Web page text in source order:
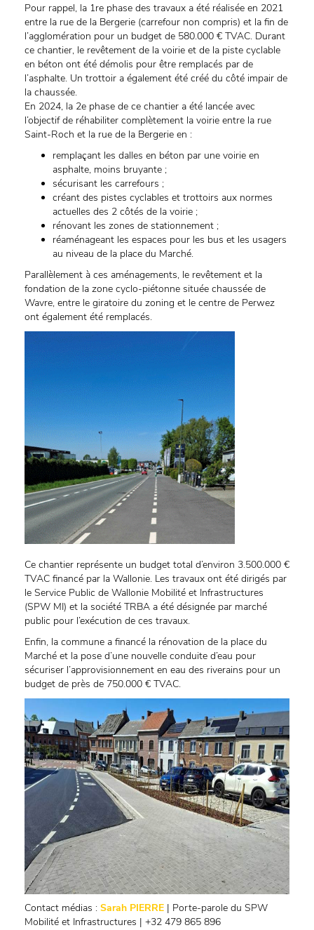
Pour rappel, la 1re phase des travaux a été réalisée en 2021
entre la rue de la Bergerie (carrefour non compris) et la fin de
l’agglomération pour un budget de 580.000 € TVAC. Durant
ce chantier, le revêtement de la voirie et de la piste cyclable
en béton ont été démolis pour être remplacés par de
l’asphalte. Un trottoir a également été créé du côté impair de
la chaussée.
En 2024, la 2e phase de ce chantier a été lancée avec
l’objectif de réhabiliter complètement la voirie entre la rue
Saint-Roch et la rue de la Bergerie en :
remplaçant les dalles en béton par une voirie en
asphalte, moins bruyante ;
sécurisant les carrefours ;
créant des pistes cyclables et trottoirs aux normes
actuelles des 2 côtés de la voirie ;
rénovant les zones de stationnement ;
réaménageant les espaces pour les bus et les usagers
au niveau de la place du Marché.
Parallèlement à ces aménagements, le revêtement et la
fondation de la zone cyclo-piétonne située chaussée de
Wavre, entre le giratoire du zoning et le centre de Perwez
ont également été remplacés.
Ce chantier représente un budget total d’environ 3.500.000 €
TVAC financé par la Wallonie. Les travaux ont été dirigés par
le Service Public de Wallonie Mobilité et Infrastructures
(SPW MI) et la société TRBA a été désignée par marché
public pour l’exécution de ces travaux.
Enfin, la commune a financé la rénovation de la place du
Marché et la pose d’une nouvelle conduite d’eau pour
sécuriser l’approvisionnement en eau des riverains pour un
budget de près de 750.000 € TVAC.
Contact médias : Sarah PIERRE | Porte-parole du SPW
Mobilité et Infrastructures | +32 479 865 896